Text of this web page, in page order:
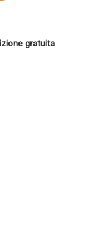
gratuita